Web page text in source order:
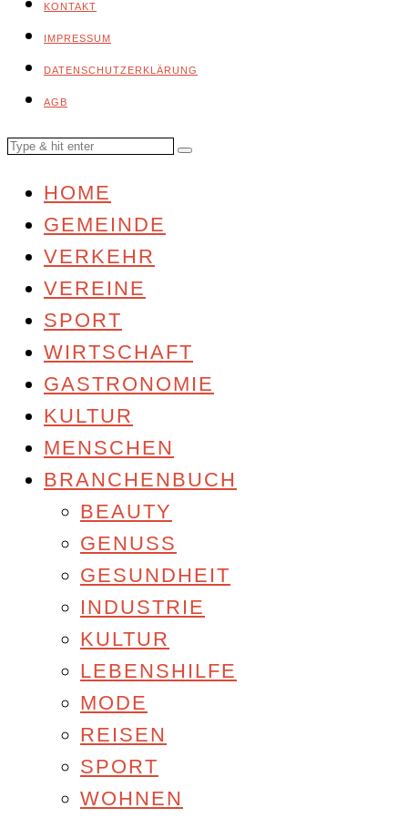
KONTAKT
IMPRESSUM
DATENSCHUTZERKLÄRUNG
AGB
HOME
GEMEINDE
VERKEHR
VEREINE
SPORT
WIRTSCHAFT
GASTRONOMIE
KULTUR
MENSCHEN
BRANCHENBUCH
BEAUTY
GENUSS
GESUNDHEIT
INDUSTRIE
KULTUR
LEBENSHILFE
MODE
REISEN
SPORT
WOHNEN